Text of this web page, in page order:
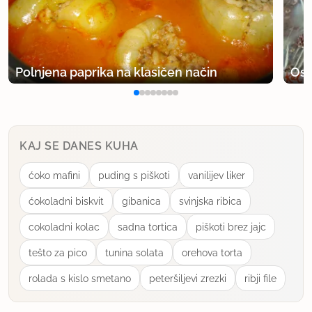
Polnjena paprika na klasičen način
KAJ SE DANES KUHA
ćoko mafini puding s piškoti vanilijev liker
ćokoladni biskvit gibanica svinjska ribica
cokoladni kolac sadna tortica piškoti brez jajc
tešto za pico tunina solata orehova torta
rolada s kislo smetano peteršiljevi zrezki ribji file